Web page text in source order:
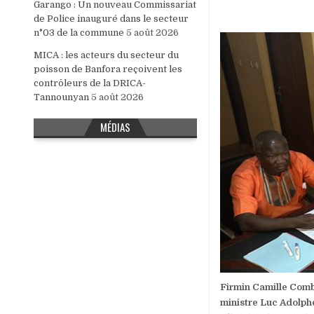
Firmin Camille
ministre Luc
Garango : Un nouveau Commissariat
de Police inauguré dans le secteur
n°03 de la commune 5 août 2026
MICA : les acteurs du secteur du
poisson de Banfora reçoivent les
contrôleurs de la DRICA-
Tannounyan 5 août 2026
MÉDIAS